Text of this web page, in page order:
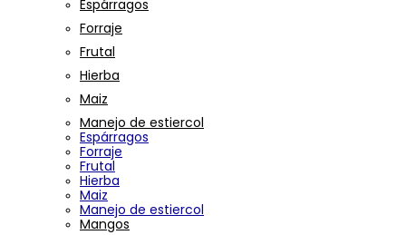
Espárragos
Forraje
Frutal
Hierba
Maiz
Manejo de estiercol
Espárragos
Forraje
Frutal
Hierba
Maiz
Manejo de estiercol
Mangos